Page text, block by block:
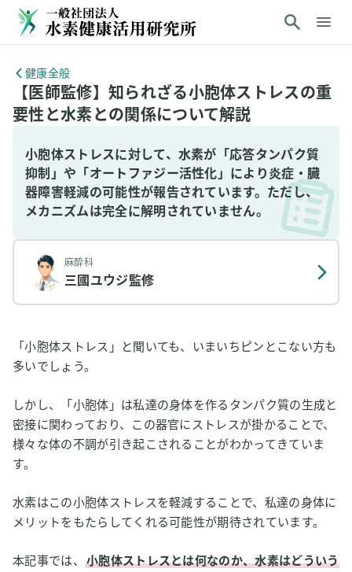
健康全般
【医師監修】知られざる小胞体ストレスの重
要性と水素との関係について解説
小胞体ストレスに対して、水素が「応答タンパク質
抑制」や「オートファジー活性化」により炎症・臓
器障害軽減の可能性が報告されています。ただし、
メカニズムは完全に解明されていません。
麻酔科
三國ユウジ監修
「小胞体ストレス」と聞いても、いまいちピンとこない方も
多いでしょう。
しかし、「小胞体」は私達の身体を作るタンパク質の生成と
密接に関わっており、この器官にストレスが掛かることで、
様々な体の不調が引き起こされることがわかってきていま
す。
水素はこの小胞体ストレスを軽減することで、私達の身体に
メリットをもたらしてくれる可能性が期待されています。
本記事では、
小胞体ストレスとは何なのか、水素はどういう